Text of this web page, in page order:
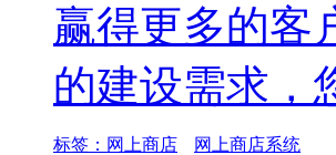
赢得更多的客
的建设需求，
标签： 网上商店 网上商店系统